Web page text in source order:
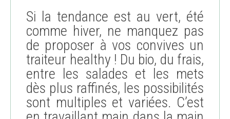
Si la tendance est au vert, été
comme hiver, ne manquez pas
de proposer à vos convives un
traiteur healthy ! Du bio, du frais,
entre les salades et les mets
dès plus raffinés, les possibilités
sont multiples et variées. C’est